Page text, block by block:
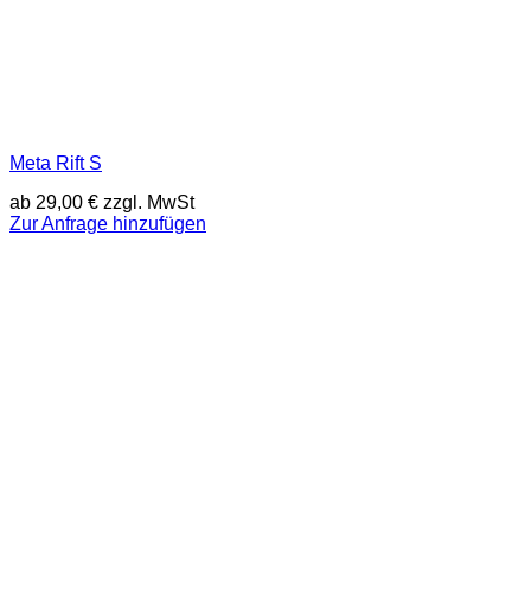
Meta Rift S
ab 29,00 € zzgl. MwSt
Zur Anfrage hinzufügen